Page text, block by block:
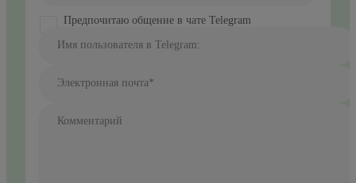
selected
Предпочитаю общение в чате Telegram
Имя пользователя в Telegram:
Электронная почта*
Комментарий